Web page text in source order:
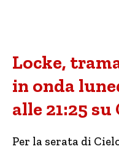
Locke,
in onda
alle 21:25 su
Per la serata di